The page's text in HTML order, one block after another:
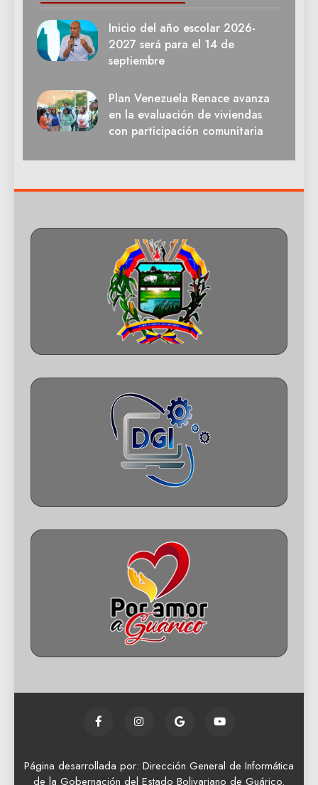
Inicio del año escolar 2026-
2027 será para el 14 de
septiembre
Plan Venezuela Renace avanza
en la evaluación de viviendas
con participación comunitaria
Página desarrollada por: Dirección General de Informática
de la Gobernación del Estado Bolivariano de Guárico.